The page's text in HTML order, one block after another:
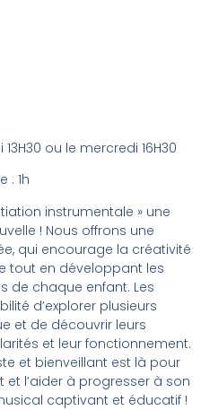
ou le mercredi 16H30
: 1h
instrumentale » une
! Nous offrons une
qui encourage la créativité
tout en développant les
de chaque enfant. Les
d’explorer plusieurs
et de découvrir leurs
et leur fonctionnement.
et bienveillant est là pour
l’aider à progresser à son
captivant et éducatif !